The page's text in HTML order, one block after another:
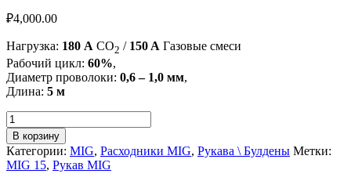
₽4,000.00
Нагрузка: 180 А CO2 / 150 A Газовые смеси
Рабочий цикл: 60%,
Диаметр проволоки: 0,6 – 1,0 мм,
Длина: 5 м
Количество
товара
Сварочная
горелка
MIG
В корзину
Категории: MIG, Расходники MIG, Рукава \ Булдены Метки:
MIG 15, Рукав MIG